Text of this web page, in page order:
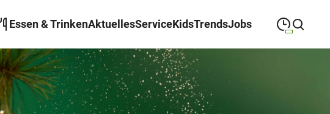
Essen & TrinkenAktuellesServiceKidsTrendsJobs
Suche schließenMontag
MONTAG
Dienstag
DIENSTAG